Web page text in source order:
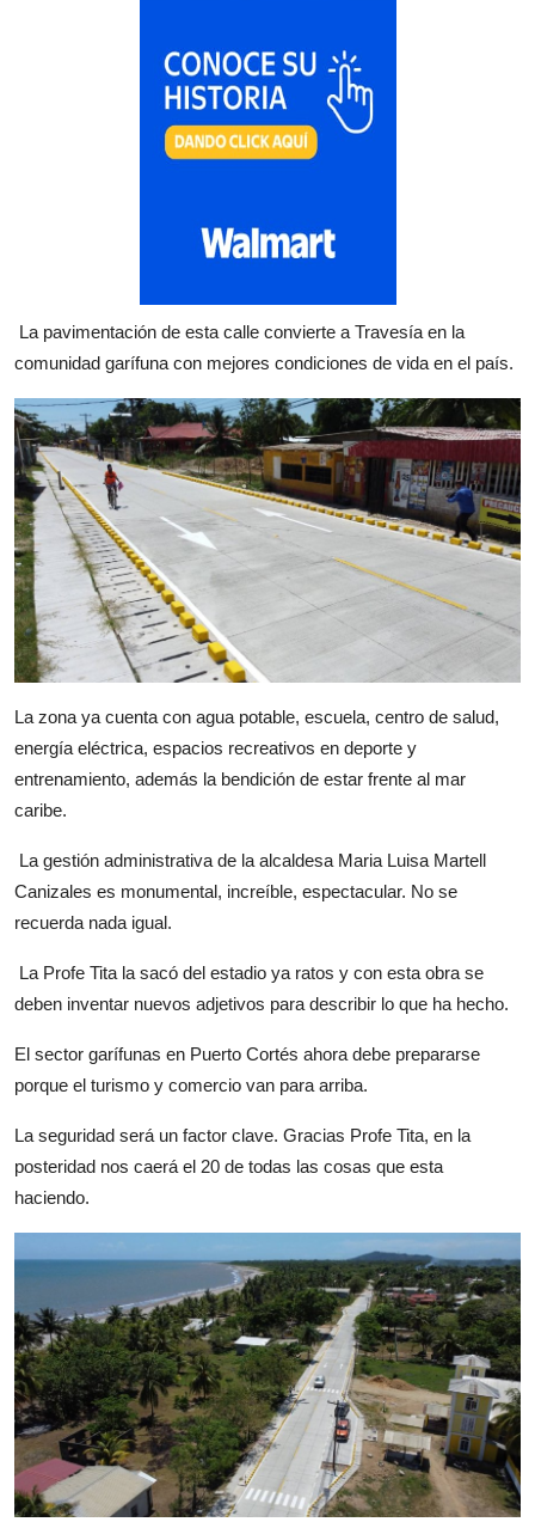
La pavimentación de esta calle convierte a Travesía en la
comunidad garífuna con mejores condiciones de vida en el país.
La zona ya cuenta con agua potable, escuela, centro de salud,
energía eléctrica, espacios recreativos en deporte y
entrenamiento, además la bendición de estar frente al mar
caribe.
La gestión administrativa de la alcaldesa Maria Luisa Martell
Canizales es monumental, increíble, espectacular. No se
recuerda nada igual.
La Profe Tita la sacó del estadio ya ratos y con esta obra se
deben inventar nuevos adjetivos para describir lo que ha hecho.
El sector garífunas en Puerto Cortés ahora debe prepararse
porque el turismo y comercio van para arriba.
La seguridad será un factor clave. Gracias Profe Tita, en la
posteridad nos caerá el 20 de todas las cosas que esta
haciendo.